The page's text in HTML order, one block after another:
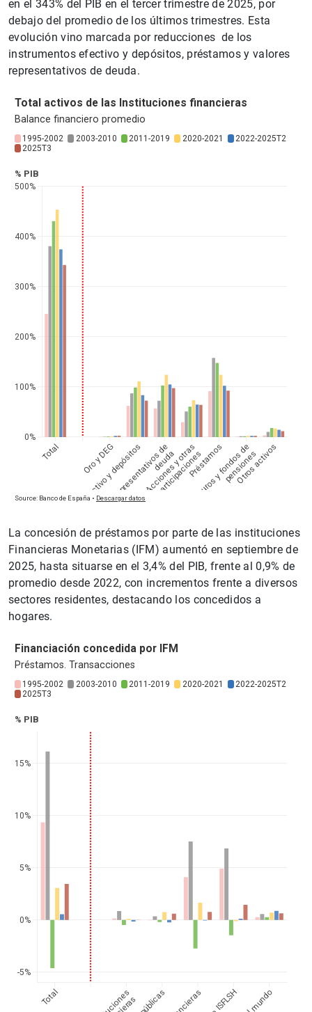
en el 343% del PIB en el tercer trimestre de 2025, por
debajo del promedio de los últimos trimestres. Esta
evolución vino marcada por reducciones de los
instrumentos efectivo y depósitos, préstamos y valores
representativos de deuda.
La concesión de préstamos por parte de las instituciones
Financieras Monetarias (IFM) aumentó en septiembre de
2025, hasta situarse en el 3,4% del PIB, frente al 0,9% de
promedio desde 2022, con incrementos frente a diversos
sectores residentes, destacando los concedidos a
hogares.